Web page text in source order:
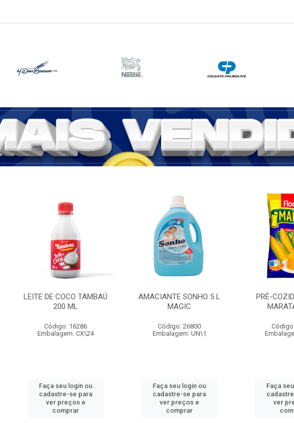
LEITE DE COCO TAMBAÚ
200 ML
Código: 16286
Embalagem: CX\24
Faça seu login ou
cadastre-se para
ver preços e
comprar
AMACIANTE SONHO 5 L
MAGIC
Código: 26800
Embalagem: UN\1
Faça seu login ou
cadastre-se para
ver preços e
comprar
PRÉ-
Faça
ver